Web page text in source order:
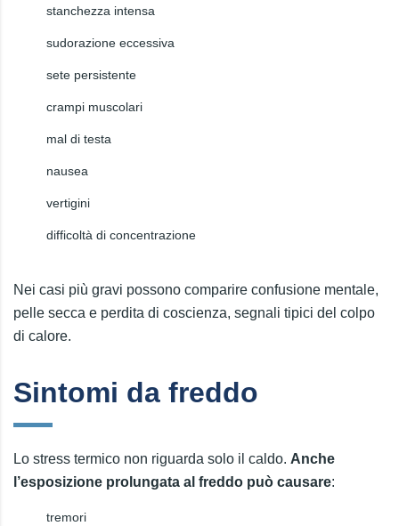
stanchezza intensa
sudorazione eccessiva
sete persistente
crampi muscolari
mal di testa
nausea
vertigini
difficoltà di concentrazione
Nei casi più gravi possono comparire confusione mentale,
pelle secca e perdita di coscienza, segnali tipici del colpo
di calore.
Sintomi da freddo
Lo stress termico non riguarda solo il caldo. Anche
l’esposizione prolungata al freddo può causare:
tremori